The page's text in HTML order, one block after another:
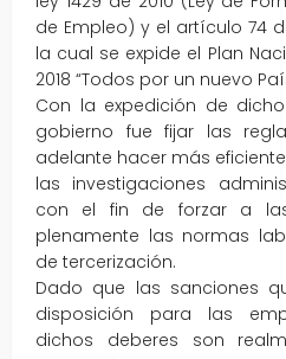
de Empleo) y el artículo 74
la cual se expide el Plan
2018 “Todos por un nuevo
Con la expedición de
gobierno fue fijar las
adelante hacer más
las investigaciones
con el fin de forzar a
plenamente las normas
de tercerización.
Dado que las sanciones
disposición para las
dichos deberes son